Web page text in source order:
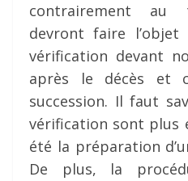
contrairement au
devront faire l’objet
vérification devant
après le décès et
succession. Il faut
vérification sont plus
été la préparation
De plus, la